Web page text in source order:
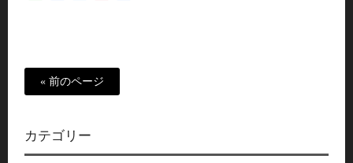
« 前のページ
カテゴリー